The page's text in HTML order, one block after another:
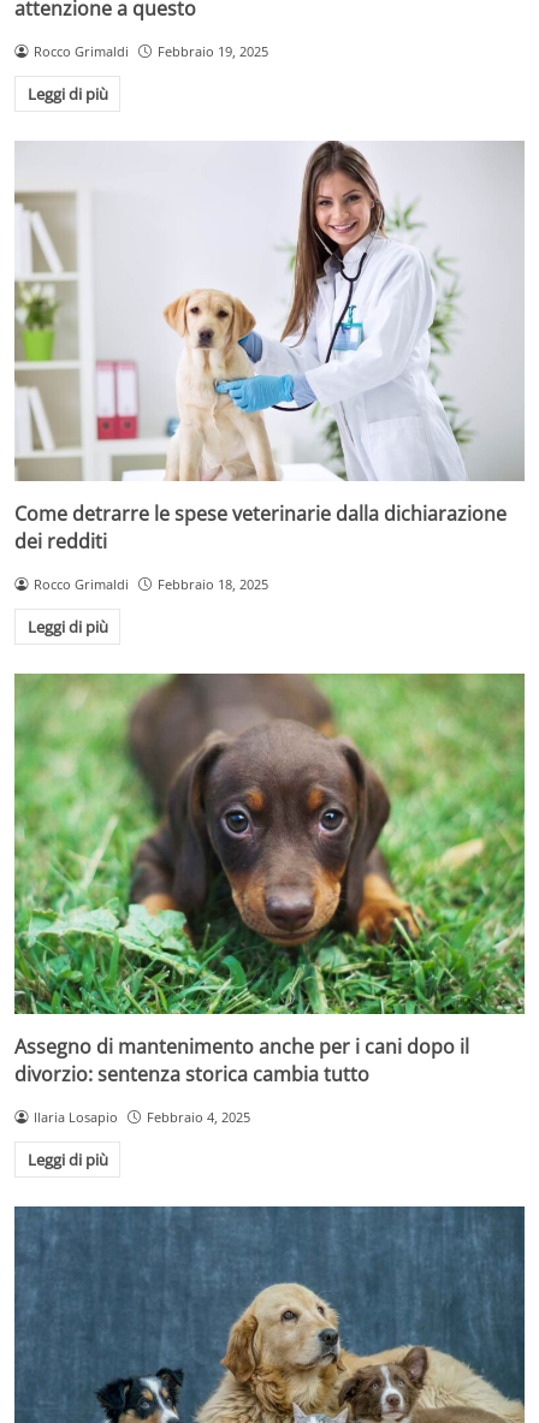
attenzione a questo
Rocco Grimaldi Febbraio 19, 2025
Leggi di più
Come detrarre le spese veterinarie dalla dichiarazione
dei redditi
Rocco Grimaldi Febbraio 18, 2025
Leggi di più
Assegno di mantenimento anche per i cani dopo il
divorzio: sentenza storica cambia tutto
Ilaria Losapio Febbraio 4, 2025
Leggi di più